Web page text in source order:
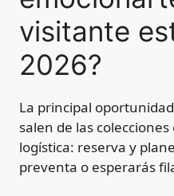
visitante
2026?
La principal
salen de las
logística: reserva y
preventa o esperarás